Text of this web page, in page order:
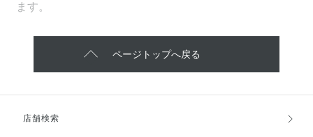
ます。
ページトップへ戻る
店舗検索